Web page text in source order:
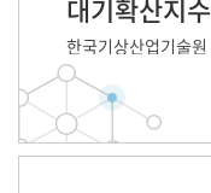
대기확산지수
한국기상산업기술원